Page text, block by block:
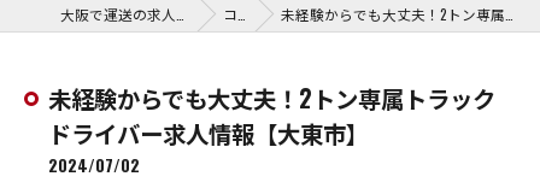
コラム 未経験からでも大丈夫！2トン専属トラックドライバー求人情報【大東市】
未経験からでも大丈夫！2トン専属トラック
ドライバー求人情報【大東市】
2024/07/02